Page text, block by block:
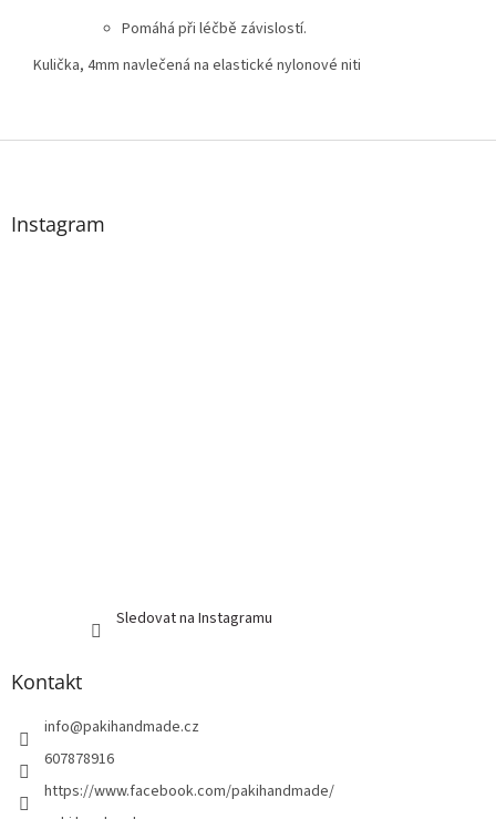
Pomáhá při léčbě závislostí.
Kulička, 4mm navlečená na elastické nylonové niti
Z
Instagram
Sledovat na Instagramu
Kontakt
info@pakihandmade.cz
607878916
https://www.facebook.com/pakihandmade/